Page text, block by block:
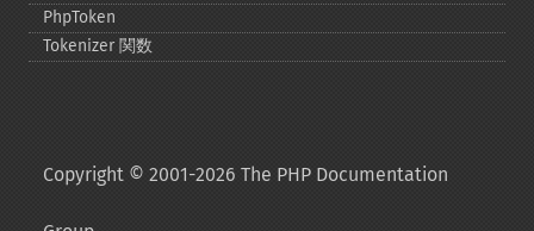
PhpToken
Tokenizer 関数
Copyright © 2001-2026 The PHP Documentation